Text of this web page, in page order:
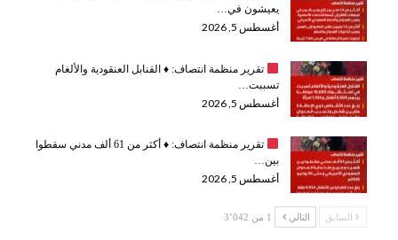
يعيشون في…
أغسطس 5, 2026
تقرير منظمة انتصاف: ♦️القنابل العنقودية والألغام
تسببت…
أغسطس 5, 2026
تقرير منظمة انتصاف: ♦️
أكثر من 61 ألف مدني سقطوا
بين…
أغسطس 5, 2026
السابق التالي 1 من 3٬042